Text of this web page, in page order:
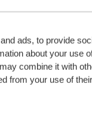
ads, to provide
about your use
combine it with
from your use of